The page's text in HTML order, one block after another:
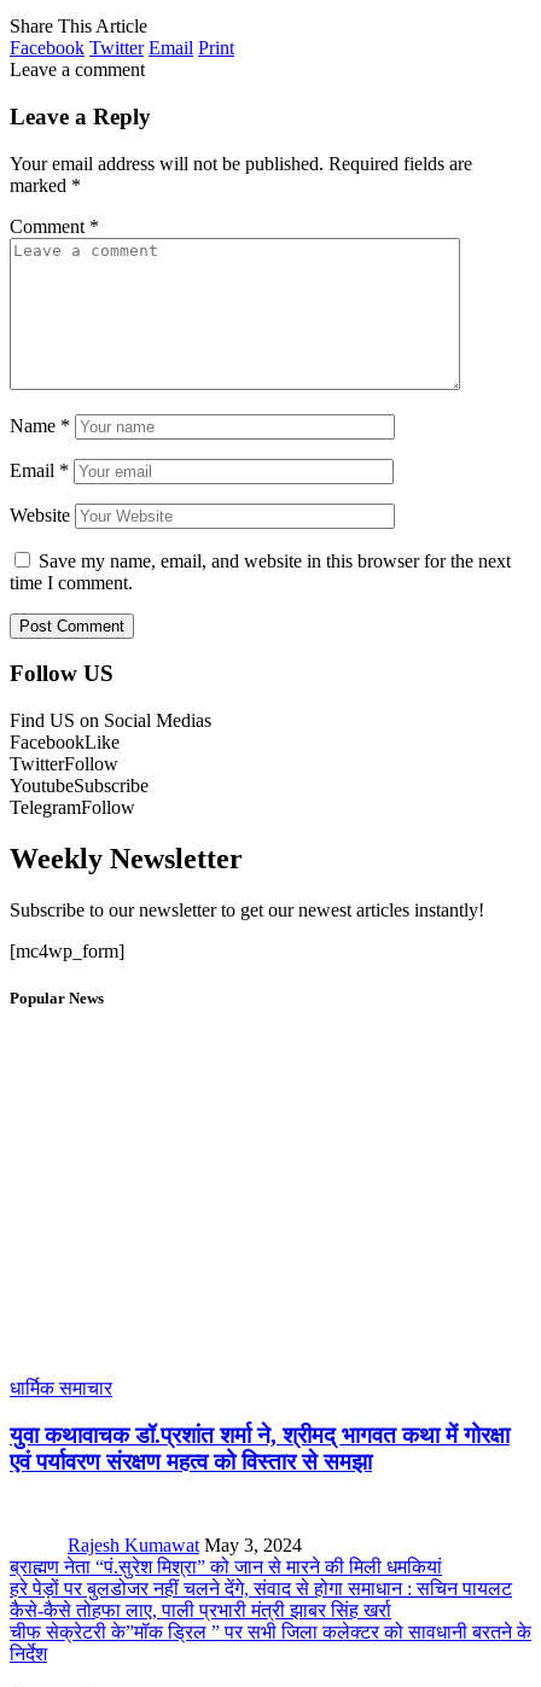
Share This Article
Facebook Twitter Email Print
Leave a comment
Leave a Reply
Your email address will not be published. Required fields are
marked *
Comment *
Name *
Email *
Website
Save my name, email, and website in this browser for the next
time I comment.
Follow US
Find US on Social Medias
FacebookLike
TwitterFollow
YoutubeSubscribe
TelegramFollow
Weekly Newsletter
Subscribe to our newsletter to get our newest articles instantly!
[mc4wp_form]
Popular News
धार्मिक समाचार
युवा कथावाचक डॉ.प्रशांत शर्मा ने, श्रीमद् भागवत कथा में गोरक्षा
एवं पर्यावरण संरक्षण महत्व को विस्तार से समझा
Rajesh Kumawat May 3, 2024
ब्राह्मण नेता “पं.सुरेश मिश्रा” को जान से मारने की मिली धमकियां
हरे पेड़ों पर बुलडोजर नहीं चलने देंगे, संवाद से होगा समाधान : सचिन पायलट
कैसे-कैसे तोहफा लाए, पाली प्रभारी मंत्री झाबर सिंह खर्रा
चीफ सेक्रेटरी के”मॉक ड्रिल ” पर सभी जिला कलेक्टर को सावधानी बरतने के
निर्देश